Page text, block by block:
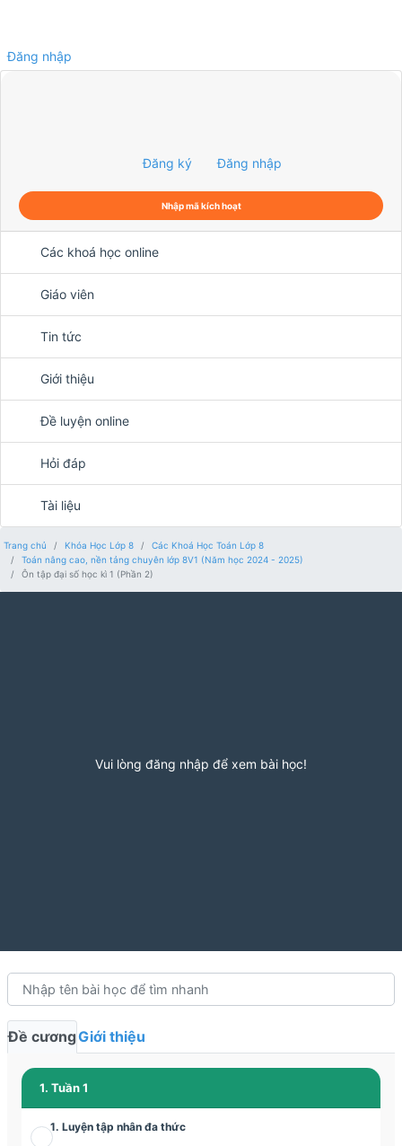
Đăng nhập
Đăng ký Đăng nhập
Nhập mã kích hoạt
Các khoá học online
Giáo viên
Tin tức
Giới thiệu
Đề luyện online
Hỏi đáp
Tài liệu
Trang chủ Khóa Học Lớp 8
Các Khoá Học Toán Lớp 8
Toán nâng cao, nền tảng chuyên lớp 8V1 (Năm học 2024 - 2025)
Ôn tập đại số học kì 1 (Phần 2)
Vui lòng đăng nhập để xem bài học!
Đề cươngGiới thiệu
1. Tuần 1
1. Luyện tập nhân đa thức